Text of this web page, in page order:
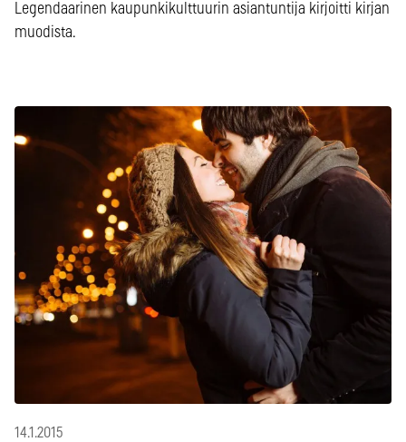
Legendaarinen kaupunkikulttuurin asiantuntija kirjoitti kirjan
muodista.
14.1.2015